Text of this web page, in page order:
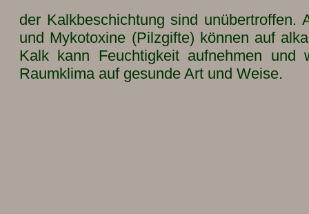
der Kalkbeschichtung sind unübertroffen.
und Mykotoxine (Pilzgifte) können auf
Kalk kann Feuchtigkeit aufnehmen und
Raumklima auf gesunde Art und Weise.